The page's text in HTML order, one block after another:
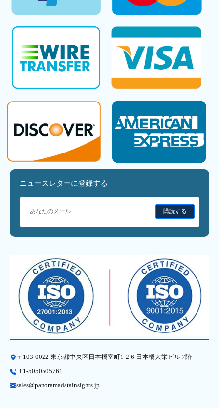
ニュースレターに登録する
購読する
〒103-0022 東京都中央区日本橋室町1-2-6 日本橋大栄ビル 7階
+81-5050505761
sales@panoramadatainsights.jp